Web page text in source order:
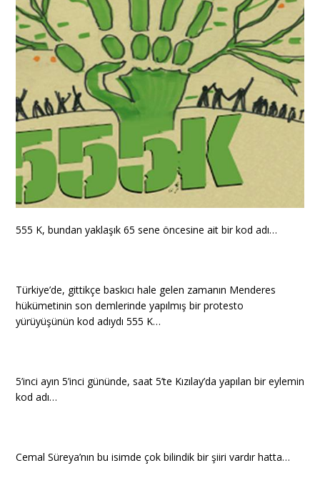
555 K, bundan yaklaşık 65 sene öncesine ait bir kod adı…
Türkiye’de, gittikçe baskıcı hale gelen zamanın Menderes
hükümetinin son demlerinde yapılmış bir protesto
yürüyüşünün kod adıydı 555 K…
5’inci ayın 5’inci gününde, saat 5’te Kızılay’da yapılan bir eylemin
kod adı…
Cemal Süreya’nın bu isimde çok bilindik bir şiiri vardır hatta…